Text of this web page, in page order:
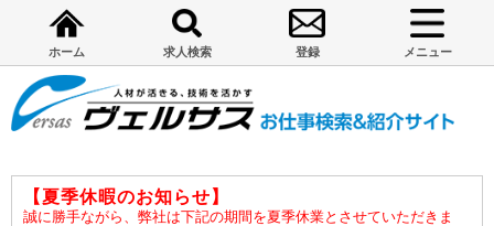
ホーム 求人検索 登録 メニュー
【夏季休暇のお知らせ】
誠に勝手ながら、弊社は下記の期間を夏季休業とさせていただきま